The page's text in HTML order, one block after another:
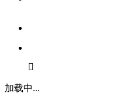

加载中...